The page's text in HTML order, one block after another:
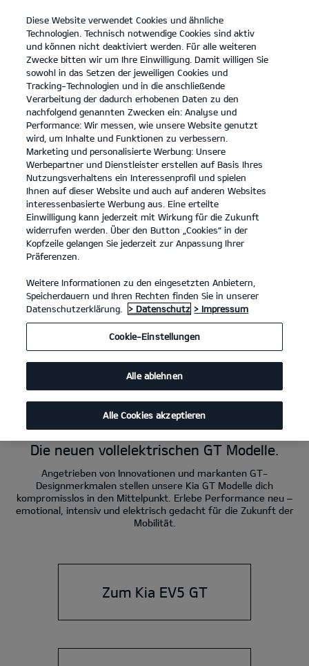
open
menu
KONTAKT
Kia EV3 GT 215 kW (292 PS): Stromverbrauch kombiniert 19,3 kWh/100 km;
CO₂-Emissionen kombiniert 0 g/km; CO₂-Klasse A.
Kia EV4 GT 215 kW (292 PS): Stromverbrauch kombiniert 19,7 kWh/100 km;
CO₂-Emissionen kombiniert 0 g/km; CO₂-Klasse A.
Kia EV5 GT 225 kW (306 PS): Stromverbrauch kombiniert 18,6 kWh/100 km;
Power. Elektro. GT.
Die neuen vollelektrischen GT Modelle.
Angetrieben von Innovationen und markanten GT-
Designmerkmalen stellen unsere Kia GT Modelle dich
kompromisslos in den Mittelpunkt. Erlebe Performance neu –
emotional, intensiv und elektrisch gedacht für die Zukunft der
Mobilität.
Zum Kia EV5 GT
Diese Website verwendet Cookies und ähnliche
Technologien. Technisch notwendige Cookies sind aktiv
und können nicht deaktiviert werden. Für alle weiteren
Zwecke bitten wir um Ihre Einwilligung. Damit willigen Sie
sowohl in das Setzen der jeweiligen Cookies und
Tracking-Technologien und in die anschließende
Verarbeitung der dadurch erhobenen Daten zu den
nachfolgend genannten Zwecken ein: Analyse und
Performance: Wir messen, wie unsere Website genutzt
wird, um Inhalte und Funktionen zu verbessern.
Marketing und personalisierte Werbung: Unsere
Werbepartner und Dienstleister erstellen auf Basis Ihres
Nutzungsverhaltens ein Interessenprofil und spielen
Ihnen auf dieser Website und auch auf anderen Websites
interessenbasierte Werbung aus. Eine erteilte
Einwilligung kann jederzeit mit Wirkung für die Zukunft
widerrufen werden. Über den Button „Cookies“ in der
Kopfzeile gelangen Sie jederzeit zur Anpassung Ihrer
Präferenzen.
Weitere Informationen zu den eingesetzten Anbietern,
Speicherdauern und Ihren Rechten finden Sie in unserer
Datenschutzerklärung.
> Datenschutz > Impressum
Cookie-Einstellungen
Alle ablehnen
Alle Cookies akzeptieren